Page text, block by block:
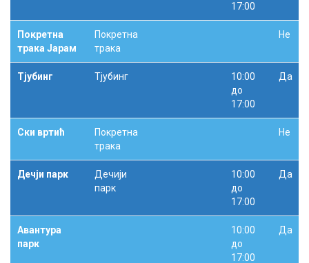
17:00
Покретна
трака Јарам
Покретна
трака
Не
Тјубинг Тјубинг
10:00
до
17:00
Да
Ски вртић
Покретна
трака
Не
Дечји парк
Дечији
парк
10:00
до
17:00
Да
Авантура
парк
10:00
до
17:00
Да